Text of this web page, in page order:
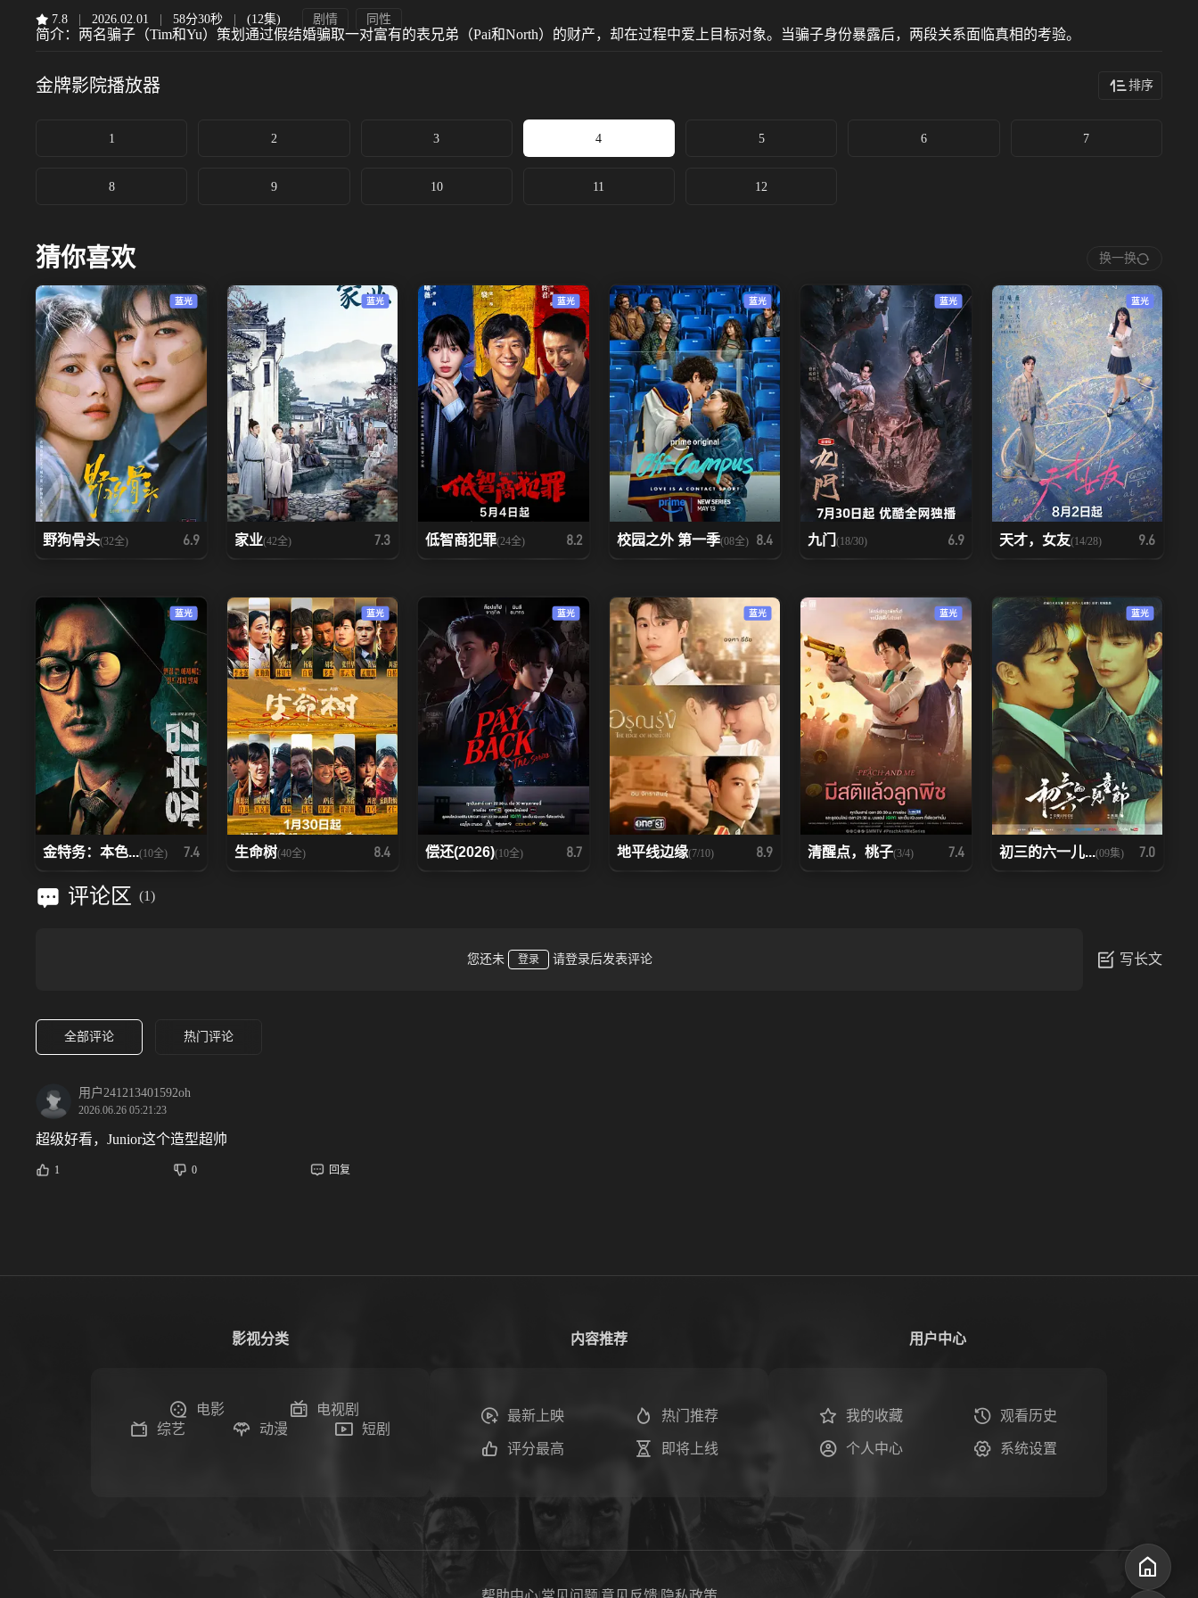
7.8 2026.02.01 58分30秒 (12集) 剧情 同性
简介： 两名骗子（Tim和Yu）策划通过假结婚骗取一对富有的表兄弟（Pai和North）的财产，却在过程中爱上目标对象。当骗子身份暴露后，两段关系面临真相的考验。
金牌影院播放器 排序
1 2 3 4 5 6 7
8 9 10 11 12
猜你喜欢 换一换
蓝光
野狗骨头(32全) 6.9
蓝光
家业(42全) 7.3
蓝光
低智商犯罪(24全) 8.2
蓝光
校园之外 第一季(08全) 8.4
蓝光
九门 (18/30) 6.9
蓝光
天才，女友(14/28) 9.6
蓝光
金特务：本色...(10全) 7.4
蓝光
生命树(40全) 8.4
蓝光
偿还(2026)(10全) 8.7
蓝光
地平线边缘(7/10) 8.9
蓝光
清醒点，桃子(3/4) 7.4
蓝光
初三的六一儿...(09集) 7.0
评论区 (1)
您还未 登录 请登录后发表评论 写长文
全部评论 热门评论
用户241213401592oh
2026.06.26 05:21:23
超级好看，Junior这个造型超帅
1 0 回复
影视分类
电影
电视剧
综艺
动漫 短剧
内容推荐
最新上映 热门推荐
评分最高 即将上线
用户中心
我的收藏 观看历史
个人中心 系统设置